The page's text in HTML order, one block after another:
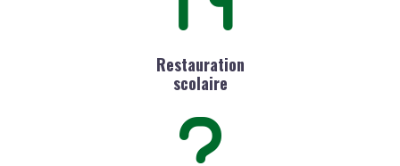
Restauration
scolaire